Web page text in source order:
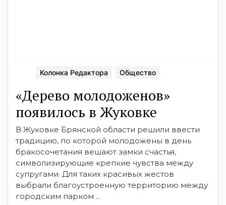
Колонка Редактора Общество
«Дерево молодоженов»
появилось в Жуковке
В Жуковке Брянской области решили ввести
традицию, по которой молодожены в день
бракосочетания вешают замки счастья,
символизирующие крепкие чувства между
супругами. Для таких красивых жестов
выбрали благоустроенную территорию между
городским парком ...